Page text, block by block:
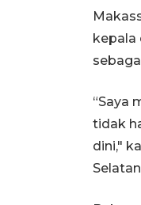
kepala
“Saya
tidak
dini,"